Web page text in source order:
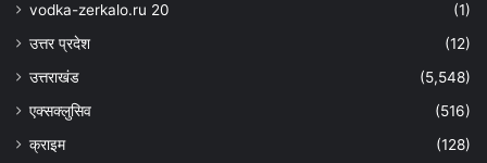
vodka-zerkalo.ru 20
(1)
उत्तर प्रदेश
(12)
उत्तराखंड
(5,548)
एक्सक्लुसिव
(516)
क्राइम
(128)